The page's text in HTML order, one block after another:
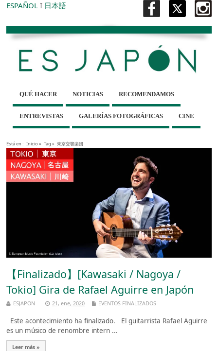
ESPAÑOL I 日本語
QUÉ HACER NOTICIAS RECOMENDAMOS
ENTREVISTAS GALERÍAS FOTOGRÁFICAS CINE
Está en : Inicio» Tag » 東京交響楽団
【Finalizado】[Kawasaki / Nagoya /
Tokio] Gira de Rafael Aguirre en Japón
ESJAPON 21, ene, 2020 EVENTOS FINALIZADOS
Este acontecimiento ha finalizado. El guitarrista Rafael Aguirre
es un músico de renombre intern ...
Leer más »